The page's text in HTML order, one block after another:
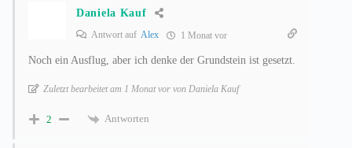
Daniela Kauf
Antwort auf Alex 1 Monat vor
Noch ein Ausflug, aber ich denke der Grundstein ist gesetzt.
Zuletzt bearbeitet am 1 Monat vor von Daniela Kauf
2 Antworten